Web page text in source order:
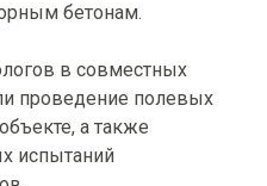
бетонам.
в совместных
проведение полевых
а также
испытаний